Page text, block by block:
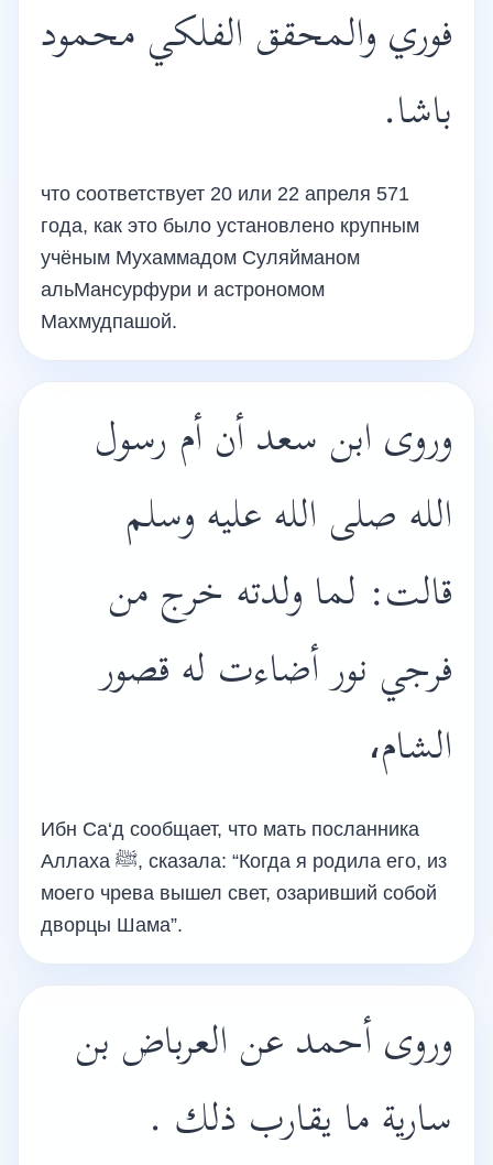
فوري والمحقق الفلكي محمود
باشا.
что соответствует 20 или 22 апреля 571
года, как это было установлено крупным
учёным Мухаммадом Суляйманом
альМансурфури и астрономом
Махмудпашой.
وروى ابن سعد أن أم رسول
الله صلى الله عليه وسلم
قالت: لما ولدته خرج من
فرجي نور أضاءت له قصور
الشام،
Ибн Са‘д сообщает, что мать посланника
Аллаха ﷺ, сказала: “Когда я родила его, из
моего чрева вышел свет, озаривший собой
дворцы Шама”.
وروى أحمد عن العرباض بن
سارية ما يقارب ذلك .